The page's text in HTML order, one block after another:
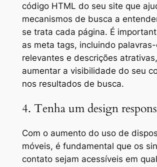
código HTML do seu site que
mecanismos de busca a
se trata cada página. É
as meta tags, incluindo
relevantes e descrições
aumentar a visibilidade do seu
nos resultados de busca.
4. Tenha um design
Com o aumento do uso de
móveis, é fundamental que os
contato sejam acessíveis em